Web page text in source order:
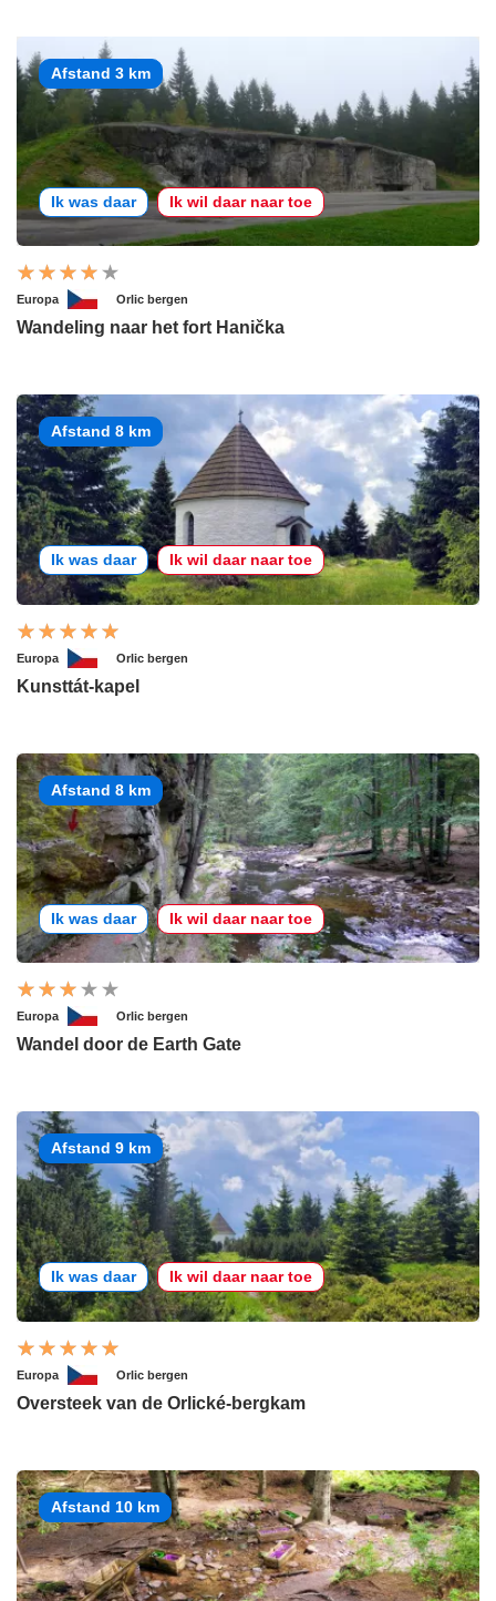
Afstand 3 km
Ik was daar Ik wil daar naar toe
Europa Orlic bergen
Wandeling naar het fort Hanička
Afstand 8 km
Ik was daar Ik wil daar naar toe
Europa Orlic bergen
Kunsttát-kapel
Afstand 8 km
Ik was daar Ik wil daar naar toe
Europa Orlic bergen
Wandel door de Earth Gate
Afstand 9 km
Ik was daar Ik wil daar naar toe
Europa Orlic bergen
Oversteek van de Orlické-bergkam
Afstand 10 km